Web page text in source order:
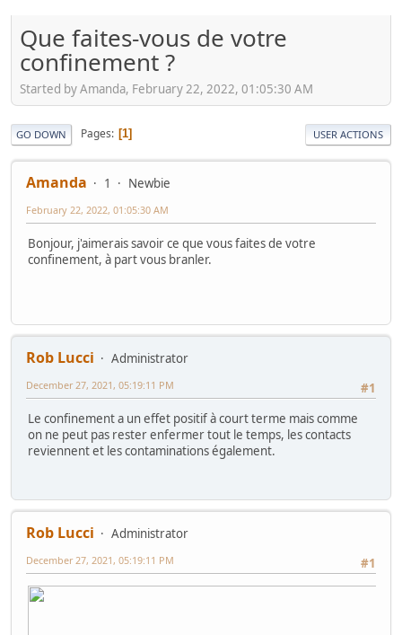
Que faites-vous de votre
confinement ?
Started by Amanda, February 22, 2022, 01:05:30 AM
GO DOWN Pages 1 USER ACTIONS
Amanda 1 Newbie
February 22, 2022, 01:05:30 AM
Bonjour, j'aimerais savoir ce que vous faites de votre
confinement, à part vous branler.
Rob Lucci
Administrator
#1
December 27, 2021, 05:19:11 PM
Le confinement a un effet positif à court terme mais comme
on ne peut pas rester enfermer tout le temps, les contacts
reviennent et les contaminations également.
Rob Lucci
Administrator
#1
December 27, 2021, 05:19:11 PM